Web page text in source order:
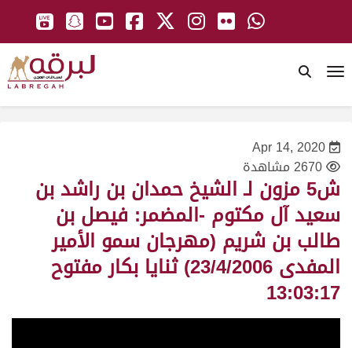
Apr 14, 2020
2670 مشاهدة
ش5 مزون لـ الشيخ حمدان بن راشد بن
سعيد آل مكتوم -المضمر: فيصل بن
طالب بن شريم (مهرجان سمو الأمير
المفدى 23/4/2006) ثنايا بكار مفتوح
13:03:17